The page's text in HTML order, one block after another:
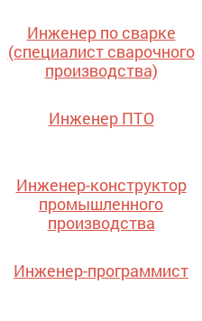
Инженер по сварке
(специалист сварочного
производства)
Инженер ПТО
Инженер-конструктор
промышленного
производства
Инженер-программист